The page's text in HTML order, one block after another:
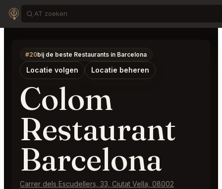
#20bij de beste Restaurants in Barcelona
Locatie volgen Locatie beheren
Colom
Restaurant
Barcelona
Carrer dels Escudellers, 33, Ciutat Vella, 08002